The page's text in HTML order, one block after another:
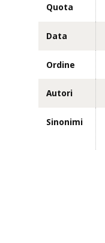
Quota
Data
Ordine
Autori
Sinonimi